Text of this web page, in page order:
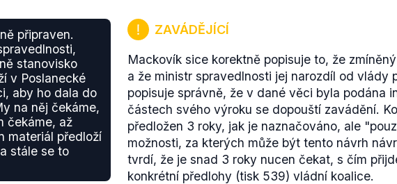
připraven.
stanovisko
v Poslanecké
aby ho dala do
na něj čekáme,
čekáme, až
materiál předloží
stále se to
ZAVÁDĚJÍCÍ
Mackovík sice korektně popisuje to, že
a že ministr spravedlnosti jej narozdíl od vlády
popisuje správně, že v dané věci byla podána
částech svého výroku se dopouští zavádění.
předložen 3 roky, jak je naznačováno, ale
možnosti, za kterých může být tento návrh
tvrdí, že je snad 3 roky nucen čekat, s čím
konkrétní předlohy (tisk 539) vládní koalice.